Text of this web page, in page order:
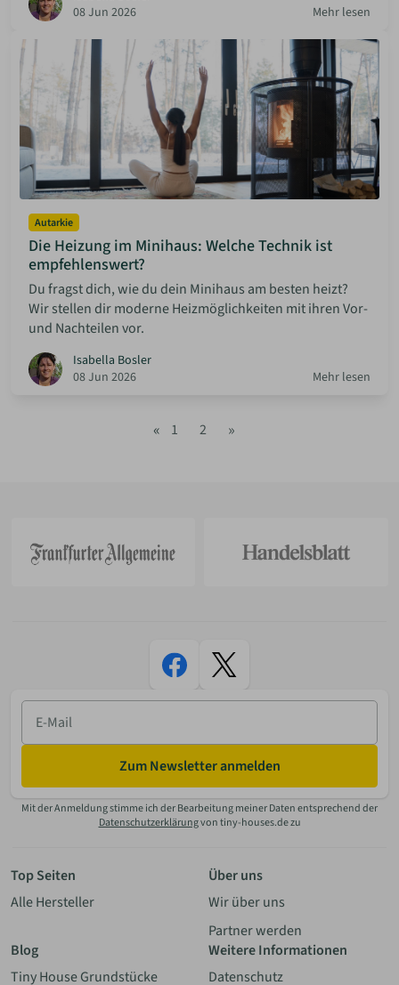
08 Jun 2026
Mehr lesen
Autarkie
Die Heizung im Minihaus: Welche Technik ist
empfehlenswert?
Du fragst dich, wie du dein Minihaus am besten heizt?
Wir stellen dir moderne Heizmöglichkeiten mit ihren Vor-
und Nachteilen vor.
Isabella Bosler
08 Jun 2026
Mehr lesen
« 1 2 »
E-
Mail
Zum Newsletter anmelden
Mit der Anmeldung stimme ich der Bearbeitung meiner Daten entsprechend der
Datenschutzerklärungvon tiny-houses.de zu
Top Seiten
Alle Hersteller
Über uns
Wir über uns
Partner werden
Blog
Tiny House Grundstücke
Weitere Informationen
Datenschutz